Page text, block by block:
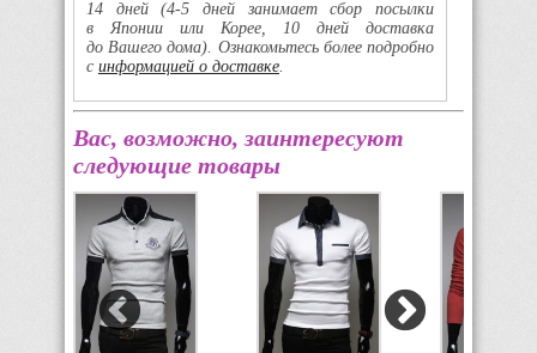
14 дней(4-5 дней занимает сбор посылки
в Японии или Корее, 10 дней доставка
до Вашего дома). Ознакомьтесь более подробно
с информацией о доставке
Вас, возможно, заинтересуют
следующие товары